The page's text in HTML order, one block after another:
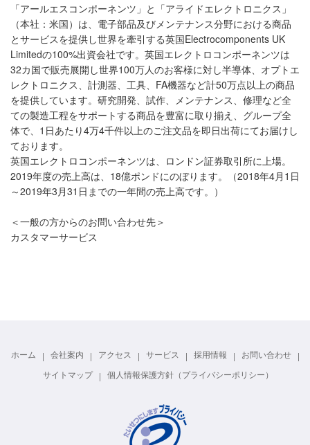
「アールエスコンポーネンツ」と「アライドエレクトロニクス」
（本社：米国）は、電子部品及びメンテナンス分野における商品
とサービスを提供し世界を牽引する英国Electrocomponents UK
Limitedの100%出資会社です。英国エレクトロコンポーネンツは
32カ国で販売展開し世界100万人のお客様に対し半導体、オプトエ
レクトロニクス、計測器、工具、FA機器など計50万点以上の商品
を提供しています。研究開発、試作、メンテナンス、修理など全
ての製造工程をサポートする商品を豊富に取り揃え、グループ全
体で、1日あたり4万4千件以上のご注文品を即日出荷にてお届けし
ております。
英国エレクトロコンポーネンツは、ロンドン証券取引所に上場。
2019年度の売上高は、18億ポンドにのぼります。（2018年4月1日
～2019年3月31日までの一年間の売上高です。）
＜一般の方からのお問い合わせ先＞
カスタマーサービス
ホーム 会社案内 アクセス サービス 採用情報
お問い合わせ
サイトマップ
個人情報保護方針（プライバシーポリシー）